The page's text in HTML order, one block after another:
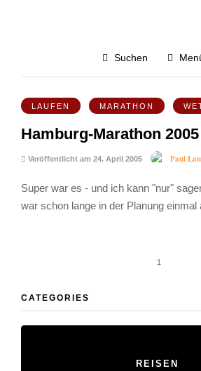
Suchen
LAUFEN MARATHON
Hamburg-Marathon 2005
Veröffentlicht am 24. April 2005 Paul
Super war es - und ich kann "nur"
war schon lange in der Planung
1
CATEGORIES
REISEN